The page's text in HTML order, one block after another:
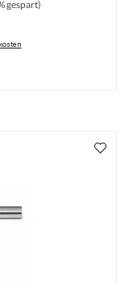
gespart)